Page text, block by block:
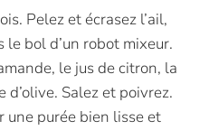
Pelez et écrasez l’ail,
bol d’un robot mixeur.
le jus de citron, la
d’olive. Salez et poivrez.
une purée bien lisse et